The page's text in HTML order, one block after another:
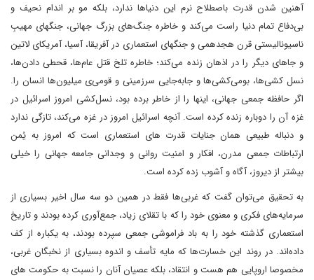
آهنین شدن قدرت باصطلاح نرم این دنیاها ندارد، بلکه مو بر اندام نحیف و
بی‌دفاع تمام دنیا راست می‌کند و خاطره جنگ‌های بزرگ جهانی، جنگهای مهیبِ
ناسیونالیستی قرن هجدهمی و جنگهای استعماری در آفریقا، آسیا، آمریکای لاتین
و جاهای دیگر را در اذهان زنده می‌کند؛ خاطره تلخ قتل عام‌ها، قحطی دادن‌ها،
نسل کشی‌ها، بومی‌کشی‌ها و جابه‌جایی سرزمینی و قومی‌ی میلیون‌ها انسان را.
اگر حافظه جمعی جهانی، اینها را از خاطر برده بود، نسل‌کشی امروز اسرائیل در
غزه آن را دوباره زنده کرده است. آنچه اسرائیل امروز در غزه می‌کند، تازگی ندارد
و دنباله طبیعی همان جنایات قدرت های استعماری است که امروز به یُمن
ارتباطات جمعی مدرن، افکار و امنیت روانی و وجدانی جامعه جهانی را خیلی
بیشتر از دیروز، آگاه و آشوب زده کرده است.
به تحقیق می‌توان گفت که غربی‌ها فقط در همین دو سه سال اخیر بسیاری از
سرمایه‌های فکری و معنوی خود را که با تقلای زیاد، جمع‌آوری کرده بودند و تاریخ
استعماری گذشته خود را به باد فراموشی جمعی سپرده بودند، به یکباره از کف
داده‌اند. در روند این خسارت‌ها که مایه تأسف و اندوه بسیاری از نخبگان غربی،
مخصوصا اروپایی هم هست و انتقاد، بلکه عصیان آنان را نسبت به حکومت های